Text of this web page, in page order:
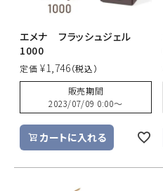
エメナ フラッシュジェル
1000
定価 ¥1,746
販売期間
2023/07/09 0:00〜
カートに入れる